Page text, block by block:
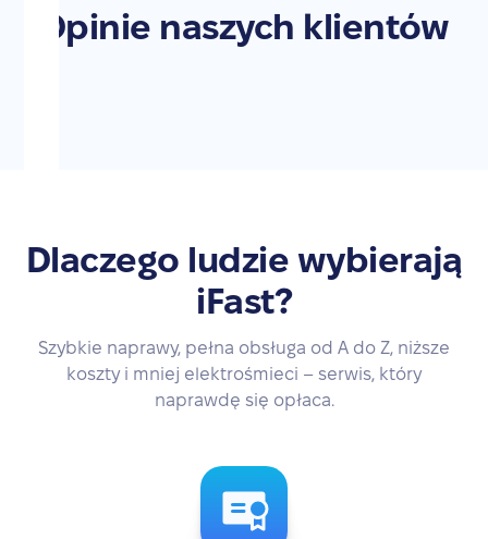
Opinie naszych klientów
Dlaczego ludzie wybierają
iFast?
Szybkie naprawy, pełna obsługa od A do Z, niższe
koszty i mniej elektrośmieci – serwis, który
naprawdę się opłaca.